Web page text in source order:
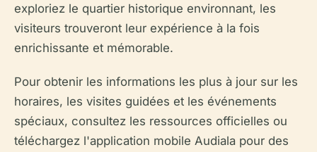
exploriez le quartier historique environnant, les
visiteurs trouveront leur expérience à la fois
enrichissante et mémorable.
Pour obtenir les informations les plus à jour sur les
horaires, les visites guidées et les événements
spéciaux, consultez les ressources officielles ou
téléchargez l'application mobile Audiala pour des